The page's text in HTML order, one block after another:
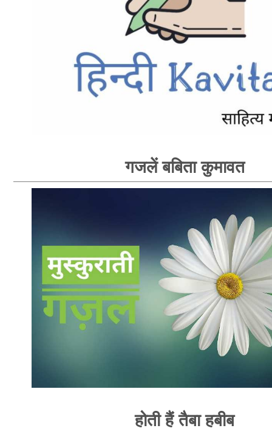
गजलें बबिता कुमावत
होती हैं तैबा हबीब